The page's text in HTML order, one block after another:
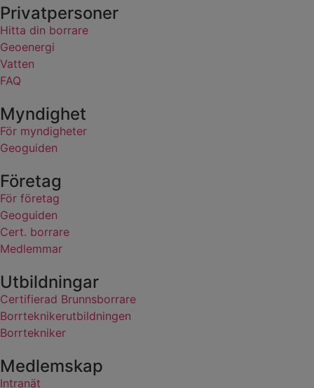
Privatpersoner
Hitta din borrare
Geoenergi
Vatten
FAQ
Myndighet
För myndigheter
Geoguiden
Företag
För företag
Geoguiden
Cert. borrare
Medlemmar
Utbildningar
Certifierad Brunnsborrare
Borrteknikerutbildningen
Borrtekniker
Medlemskap
Intranät